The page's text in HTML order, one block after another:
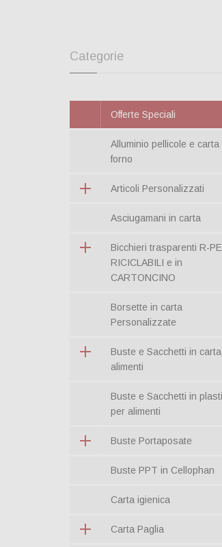
Categorie
Offerte Speciali
Alluminio pellicole e carta
forno
Articoli Personalizzati
Asciugamani in carta
Bicchieri trasparenti R-
RICICLABILI e in
CARTONCINO
Borsette in carta
Personalizzate
Buste e Sacchetti in
alimenti
Buste e Sacchetti in
per alimenti
Buste Portaposate
Buste PPT in Cellophan
Carta igienica
Carta Paglia